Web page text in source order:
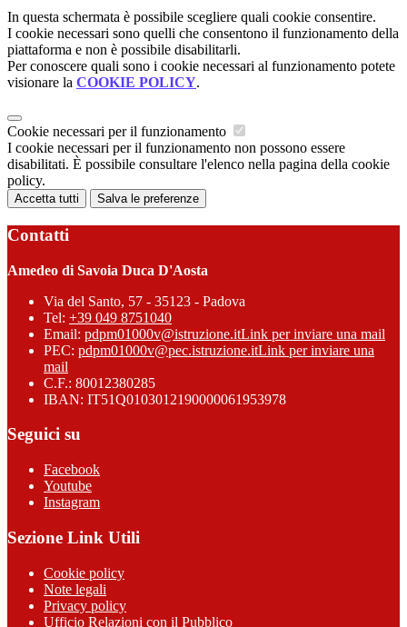
In questa schermata è possibile scegliere quali cookie consentire.
I cookie necessari sono quelli che consentono il funzionamento della
piattaforma e non è possibile disabilitarli.
Per conoscere quali sono i cookie necessari al funzionamento potete
visionare la COOKIE POLICY.
Cookie necessari per il funzionamento
I cookie necessari per il funzionamento non possono essere
disabilitati. È possibile consultare l'elenco nella pagina della cookie
policy.
Accetta tutti Salva le preferenze
Contatti
Amedeo di Savoia Duca D'Aosta
Via del Santo, 57 - 35123 - Padova
Tel: +39 049 8751040
Email: pdpm01000v@istruzione.itLink per inviare una mail
PEC: pdpm01000v@pec.istruzione.itLink per inviare una
mail
C.F.: 80012380285
IBAN: IT51Q0103012190000061953978
Seguici su
Facebook
Youtube
Instagram
Sezione Link Utili
Cookie policy
Note legali
Privacy policy
Ufficio Relazioni con il Pubblico